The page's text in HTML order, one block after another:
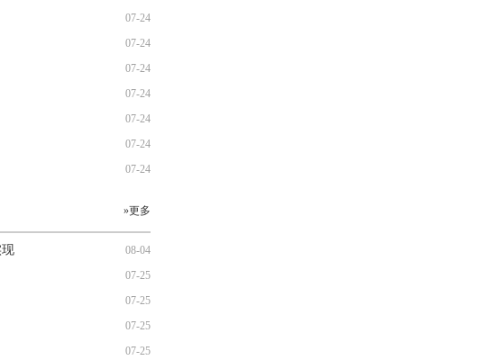
07-24
07-24
07-24
07-24
07-24
07-24
07-24
»更多
08-04
07-25
07-25
07-25
07-25